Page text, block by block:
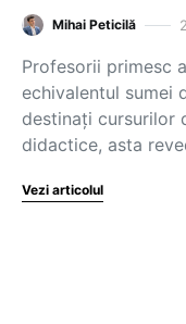
Mihai Peticilă
Profesorii primesc
echivalentul sumei
destinați cursurilor
didactice, asta
Vezi articolul